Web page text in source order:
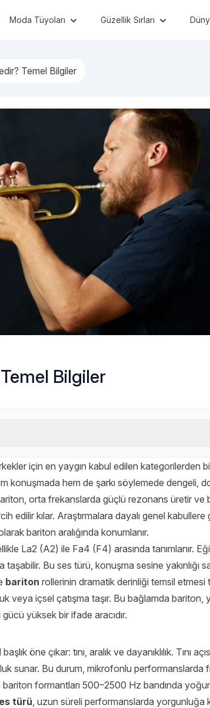
Moda Tüyoları Güzellik Sırları
Temel Bilgiler
Bilgiler
için en yaygın kabul edilen kategorilerden
konuşmada hem de şarkı söylemede dengeli,
orta frekanslarda güçlü rezonans üretir ve
edilir kılar. Araştırmalara dayalı genel kabullere
bariton aralığında konumlanır.
La2 (A2) ile Fa4 (F4) arasında tanımlanır.
taşabilir. Bu ses türü, konuşma sesine yakınlığı
bariton rollerinin dramatik derinliği temsil etmesi
veya içsel çatışma taşır. Bu bağlamda bariton,
yüksek bir ifade aracıdır.
öne çıkar: tını, aralık ve dayanıklılık. Tını
sunar. Bu durum, mikrofonlu performanslarda
formantları 500–2500 Hz bandında
türü, uzun süreli performanslarda yorgunluğa